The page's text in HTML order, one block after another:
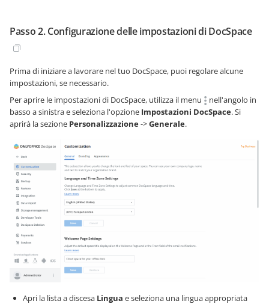
Passo 2. Configurazione delle impostazioni di DocSpace
Prima di iniziare a lavorare nel tuo DocSpace, puoi regolare alcune
impostazioni, se necessario.
Per aprire le impostazioni di DocSpace, utilizza il menu
nell'angolo in
basso a sinistra e seleziona l'opzione Impostazioni DocSpace. Si
aprirà la sezione Personalizzazione->Generale.
Apri la lista a discesa Lingua e seleziona una lingua appropriata